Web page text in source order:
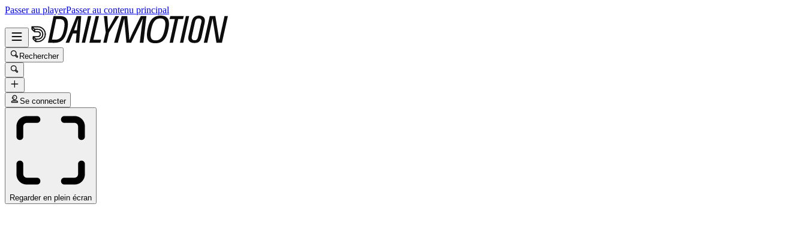
Passer au playerPasser au contenu principal
Rechercher
Se connecter
Regarder en plein écran